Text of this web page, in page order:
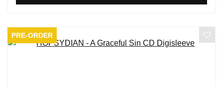
PRE-ORDER